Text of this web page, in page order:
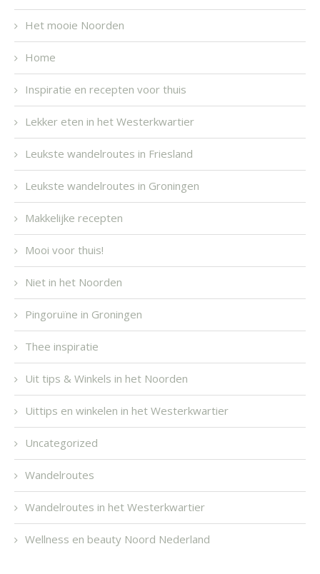
Het mooie Noorden
Home
Inspiratie en recepten voor thuis
Lekker eten in het Westerkwartier
Leukste wandelroutes in Friesland
Leukste wandelroutes in Groningen
Makkelijke recepten
Mooi voor thuis!
Niet in het Noorden
Pingoruïne in Groningen
Thee inspiratie
Uit tips & Winkels in het Noorden
Uittips en winkelen in het Westerkwartier
Uncategorized
Wandelroutes
Wandelroutes in het Westerkwartier
Wellness en beauty Noord Nederland